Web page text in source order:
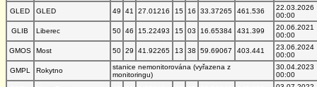
GLED
GLED 49 41 27.01216 15 16 33.37265 461.536
22.03.2026
00:00
GLIB
Liberec 50 46 15.22493 15 03 16.65384 431.399
20.06.2021
00:00
GMOS
Most 50 29 41.92265 13 38 59.69067 403.441
23.06.2024
00:00
GMPL
Rokytno
stanice nemonitorována (vyřazena z
monitoringu)
30.04.2023
00:00